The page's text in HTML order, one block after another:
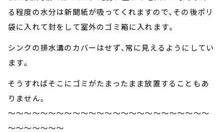
る程度の水分は新聞紙が吸ってくれますので、その後ポリ
袋に入れて封をして室外のゴミ箱に入れます。
シンクの排水溝のカバーはせず、常に見えるようにしてい
ます。
そうすればそこにゴミがたまったまま放置することもあ
りません。
～～～～～～～～～～～～～～～～～～～～～～～～～
～～～～～～～